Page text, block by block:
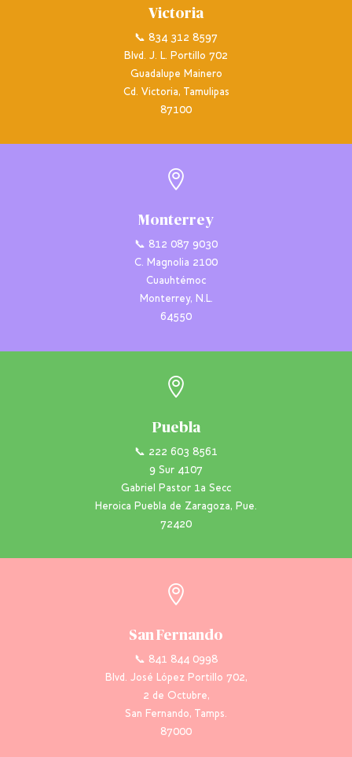
Victoria
📞 834 312 8597
Blvd. J. L. Portillo 702
Guadalupe Mainero
Cd. Victoria, Tamulipas
87100

Monterrey
📞 812 087 9030
C. Magnolia 2100
Cuauhtémoc
Monterrey, N.L.
64550

Puebla
📞 222 603 8561
9 Sur 4107
Gabriel Pastor 1a Secc
Heroica Puebla de Zaragoza, Pue.
72420

San Fernando
📞 841 844 0998
Blvd. José López Portillo 702,
2 de Octubre,
San Fernando, Tamps.
87000